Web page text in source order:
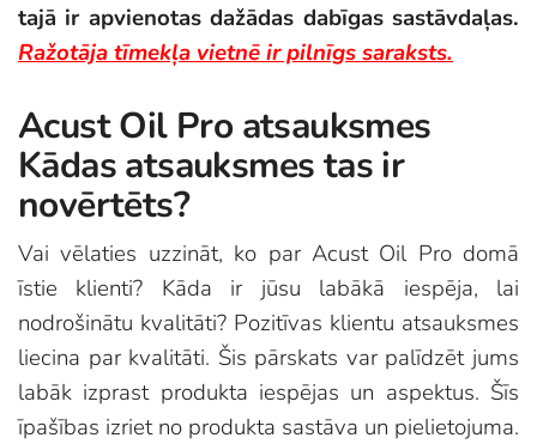
tajā ir apvienotas dažādas dabīgas sastāvdaļas.
Ražotāja tīmekļa vietnē ir pilnīgs saraksts.
Acust Oil Pro atsauksmes
Kādas atsauksmes tas ir
novērtēts?
Vai vēlaties uzzināt, ko par Acust Oil Pro domā
īstie klienti? Kāda ir jūsu labākā iespēja, lai
nodrošinātu kvalitāti? Pozitīvas klientu atsauksmes
liecina par kvalitāti. Šis pārskats var palīdzēt jums
labāk izprast produkta iespējas un aspektus. Šīs
īpašības izriet no produkta sastāva un pielietojuma.